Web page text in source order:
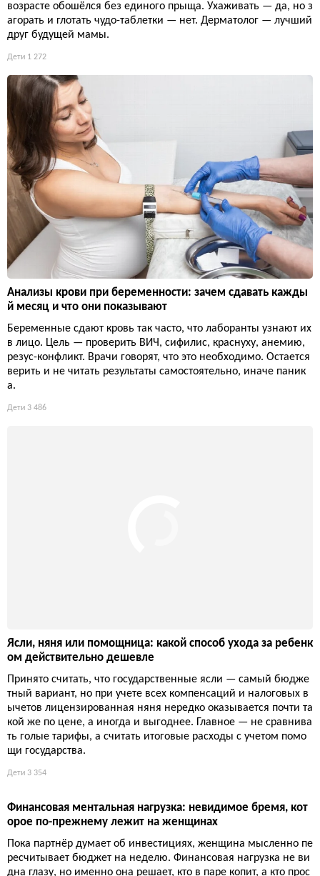
возрасте обошёлся без единого прыща. Ухаживать — да, но з
агорать и глотать чудо-таблетки — нет. Дерматолог — лучший
друг будущей мамы.
Дети 1 272
Анализы крови при беременности: зачем сдавать кажды
й месяц и что они показывают
Беременные сдают кровь так часто, что лаборанты узнают их
в лицо. Цель — проверить ВИЧ, сифилис, краснуху, анемию,
резус-конфликт. Врачи говорят, что это необходимо. Остается
верить и не читать результаты самостоятельно, иначе паник
а.
Дети 3 486
Ясли, няня или помощница: какой способ ухода за ребенк
ом действительно дешевле
Принято считать, что государственные ясли — самый бюдже
тный вариант, но при учете всех компенсаций и налоговых в
ычетов лицензированная няня нередко оказывается почти та
кой же по цене, а иногда и выгоднее. Главное — не сравнива
ть голые тарифы, а считать итоговые расходы с учетом помо
щи государства.
Дети 3 354